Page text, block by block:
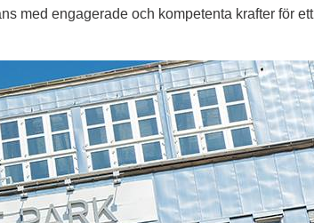
med engagerade och kompetenta krafter för ett